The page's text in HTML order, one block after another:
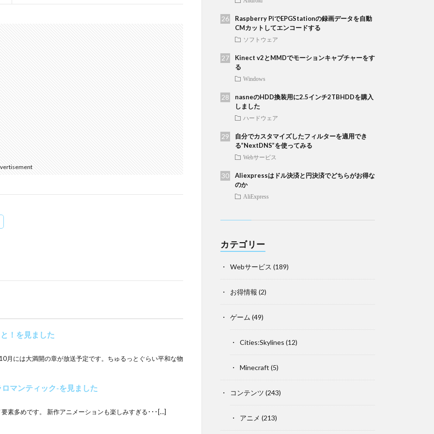
！を見ました
月には大満開の章が放送予定です。ちゅるっとぐらい平和な物
マンティック-を見ました
素多めです。 新作アニメーションも楽しみすぎる･･･[…]
Raspberry PiでEPGStationの録画データを自動
CMカットしてエンコードする
ソフトウェア
Kinect v2とMMDでモーションキャプチャーをす
る
Windows
nasneのHDD換装用に2.5インチ2TBHDDを購入
しました
ハードウェア
自分でカスタマイズしたフィルターを適用でき
る”NextDNS”を使ってみる
Webサービス
Aliexpressはドル決済と円決済でどちらがお得な
のか
AliExpress
カテゴリー
Webサービス (189)
お得情報 (2)
ゲーム (49)
Cities:Skylines (12)
Minecraft (5)
コンテンツ (243)
アニメ (213)